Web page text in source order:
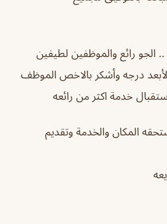
الجو رائع والموظفين لطيفين
درجه وأشكر بالاخص الموظف
خدمة اكثر من رائعه
المكان والخدمة وتقديم